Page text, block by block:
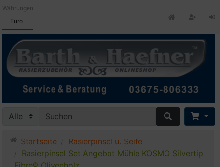
Währungen
Euro
Startseite
Rasierpinsel u. Seife
Rasierpinsel Set Angebot Mühle KOSMO Silvertip